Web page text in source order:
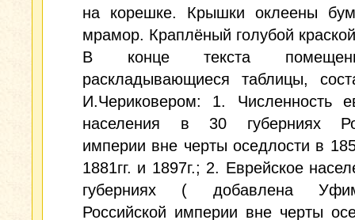
на корешке. Крышки оклеены
мрамор. Краплёный голубой
В конце текста
раскладывающиеся таблицы,
И.Чериковером: 1. Численность
населения в 30 губерниях
империи вне черты оседлости в
1881гг. и 1897г.; 2. Еврейское
губерниях ( добавлена
Российской империи вне черты